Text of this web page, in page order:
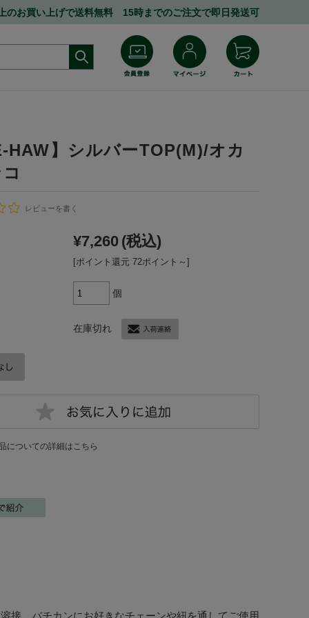
のお買い上げで送料無料 15時までのご注文で即日発送可
HAW】シルバーTOP(M)/オカ
レビューを書く
¥7,260 (税込)
[ポイント還元 72ポイント～]
個
在庫切れ
についての詳細はこちら
接。バチカンにお好きなチェーンや紐を通してご使用